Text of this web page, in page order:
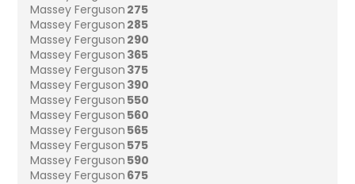
Massey Ferguson 275
Massey Ferguson 285
Massey Ferguson 290
Massey Ferguson 365
Massey Ferguson 375
Massey Ferguson 390
Massey Ferguson 550
Massey Ferguson 560
Massey Ferguson 565
Massey Ferguson 575
Massey Ferguson 590
Massey Ferguson 675